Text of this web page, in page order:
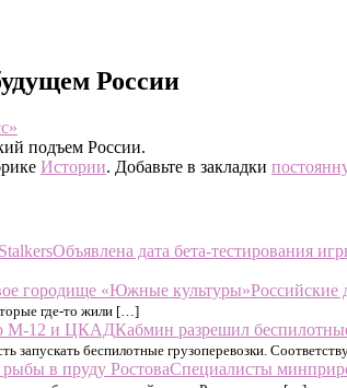
России
подъем России.
Истории. Добавьте в закладки
Объявлена дата бета-тестирования
Российские
где-то жили […]
Кабмин разрешил
запускать беспилотные грузоперевозки.
Специалисты